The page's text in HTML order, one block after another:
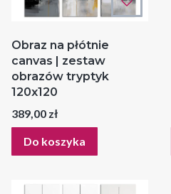
Obraz na płótnie
canvas | zestaw
obrazów tryptyk
120x120
Cena
389,00 zł
Do koszyka